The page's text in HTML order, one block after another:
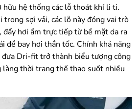
hệ thống các lỗ thoát khí li ti.
trong sợi vải, các lỗ này đóng vai trò
đẩy hơi ẩm trực tiếp từ bề mặt da ra
để bay hơi thần tốc. Chính khả năng
đưa Dri-fit trở thành biểu tượng công
làng thời trang thể thao suốt nhiều